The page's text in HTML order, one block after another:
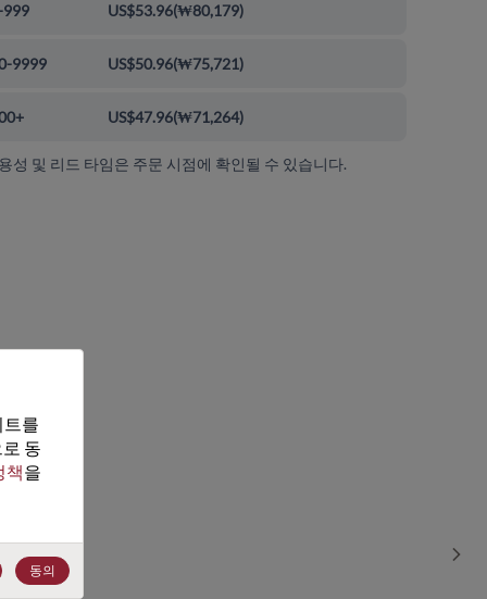
999 US$53.96(₩80,179)
9999 US$50.96(₩75,721)
US$47.96(₩71,264)
성 및 리드 타임은 주문 시점에 확인될 수 있습니다.
트를
동
책을
동의